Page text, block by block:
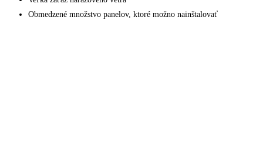
Obmedzené množstvo panelov, ktoré možno nainštalovať